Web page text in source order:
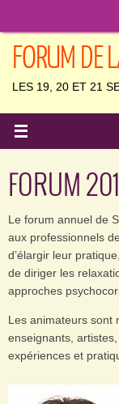
contenu
FORUM DE
LES 19, 20 ET 21
FORUM
Le forum annuel de
aux professionnels
d’élargir leur
de diriger les
approches
Les animateurs sont
enseignants,
expériences et